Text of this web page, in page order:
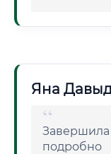
Яна